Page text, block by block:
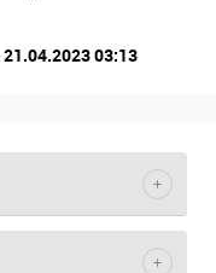
21.04.2023 03:13